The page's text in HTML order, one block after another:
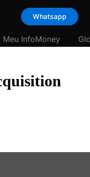
Whatsapp
Meu InfoMoney